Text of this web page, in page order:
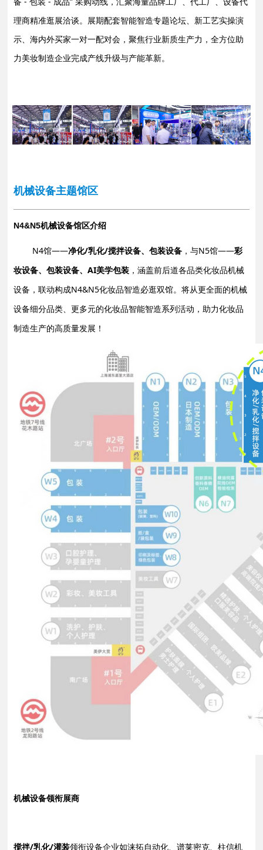
理商精准逛展洽谈。展期配套智能智造专题论坛、新工艺实操演
示、海内外买家一对一配对会，聚焦行业新质生产力，全方位助
力美妆制造企业完成产线升级与产能革新。
机械设备主题馆区
N4&N5机械设备馆区介绍
N4馆——净化/乳化/搅拌设备、包装设备 ，与N5馆——彩
妆设备、包装设备、AI美学包装 ，涵盖前后道各品类化妆品机械
设备，联动构成N4&N5化妆品智造必逛双馆。将从更全面的机械
设备细分品类、更多元的化妆品智能智造系列活动，助力化妆品
制造生产的高质量发展！
机械设备领衔展商
搅拌/乳化/灌装领衔设备企业如涞拓自动化、谱莱密克、柱信机